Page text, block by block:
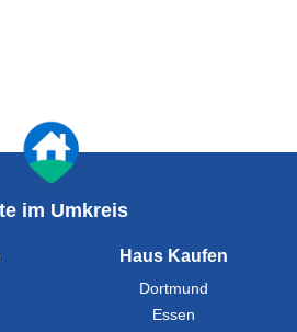
im Umkreis
Haus Kaufen
Dortmund
Essen